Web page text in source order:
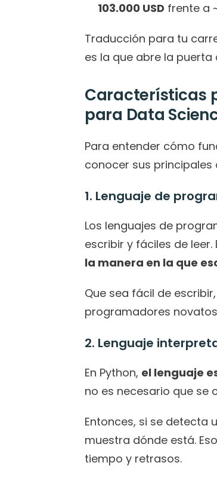
103.000 USD frente a
Traducción para tu
es la que abre la
Características
para Data
Para entender cómo
conocer sus
1. Lenguaje de
Los lenguajes de
escribir y fáciles de leer.
la manera en la que
Que sea fácil de
programadores
2. Lenguaje
En Python, el lenguaje
no es necesario que se
Entonces, si se detecta
muestra dónde está.
tiempo y retrasos.